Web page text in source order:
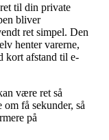
til din private
bliver
ret simpel. Den
henter varerne,
kort afstand til e-
være ret så
få sekunder, så
på